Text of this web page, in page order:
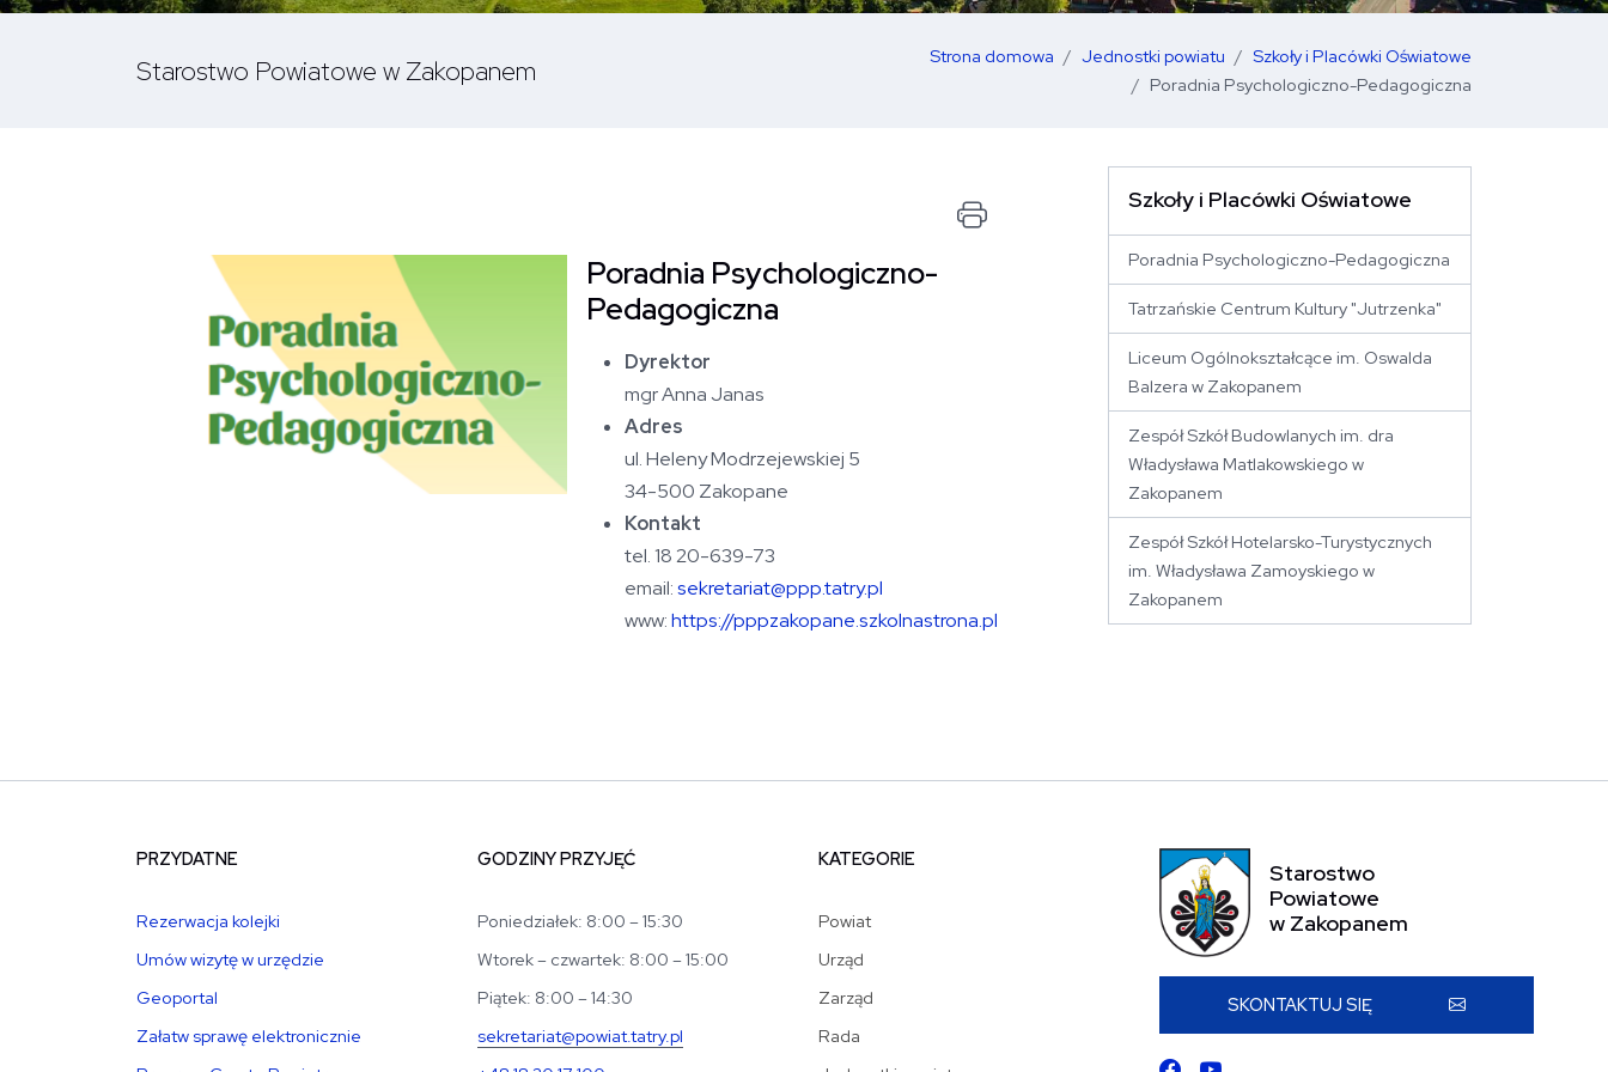
Starostwo Powiatowe w Zakopanem Strona domowa Jednostki powiatu
Szkoły i Placówki Oświatowe
Poradnia Psychologiczno-Pedagogiczna
Drukuj stronę
Otwórz zdjęcie artykułu
Poradnia Psychologiczno-
Pedagogiczna
Dyrektor
mgr Anna Janas
Adres
ul. Heleny Modrzejewskiej 5
34-500 Zakopane
Kontakt
tel. 18 20-639-73
email:sekretariat@ppp.tatry.pl
www:https://pppzakopane.szkolnastrona.pl
Szkoły i Placówki Oświatowe
Poradnia Psychologiczno-Pedagogiczna
Tatrzańskie Centrum Kultury "Jutrzenka"
Liceum Ogólnokształcące im. Oswalda
Balzera w Zakopanem
Zespół Szkół Budowlanych im. dra
Władysława Matlakowskiego w
Zakopanem
Zespół Szkół Hotelarsko-Turystycznych
im. Władysława Zamoyskiego w
Zakopanem
PRZYDATNE
Rezerwacja kolejki
Umów wizytę w urzędzie
Geoportal
Załatw sprawę elektronicznie
GODZINY PRZYJĘĆ
Poniedziałek: 8:00 – 15:30
Wtorek – czwartek: 8:00 – 15:00
Piątek: 8:00 – 14:30
sekretariat@powiat.tatry.pl
KATEGORIE
Powiat
Urząd
Zarząd
Rada
Starostwo
Powiatowe
w Zakopanem
SKONTAKTUJ SIĘ